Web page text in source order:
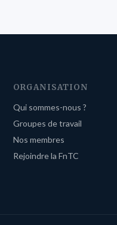
ORGANISATION
Qui sommes-nous ?
Groupes de travail
Nos membres
Rejoindre la FnTC